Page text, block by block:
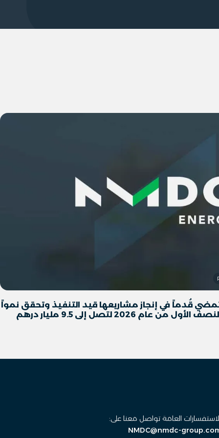
قُدماً في إنجاز مشاريعها قيد التنفيذ وتحقق نمواً
العامة تواصل معنا على:
NMDC@nmdc-